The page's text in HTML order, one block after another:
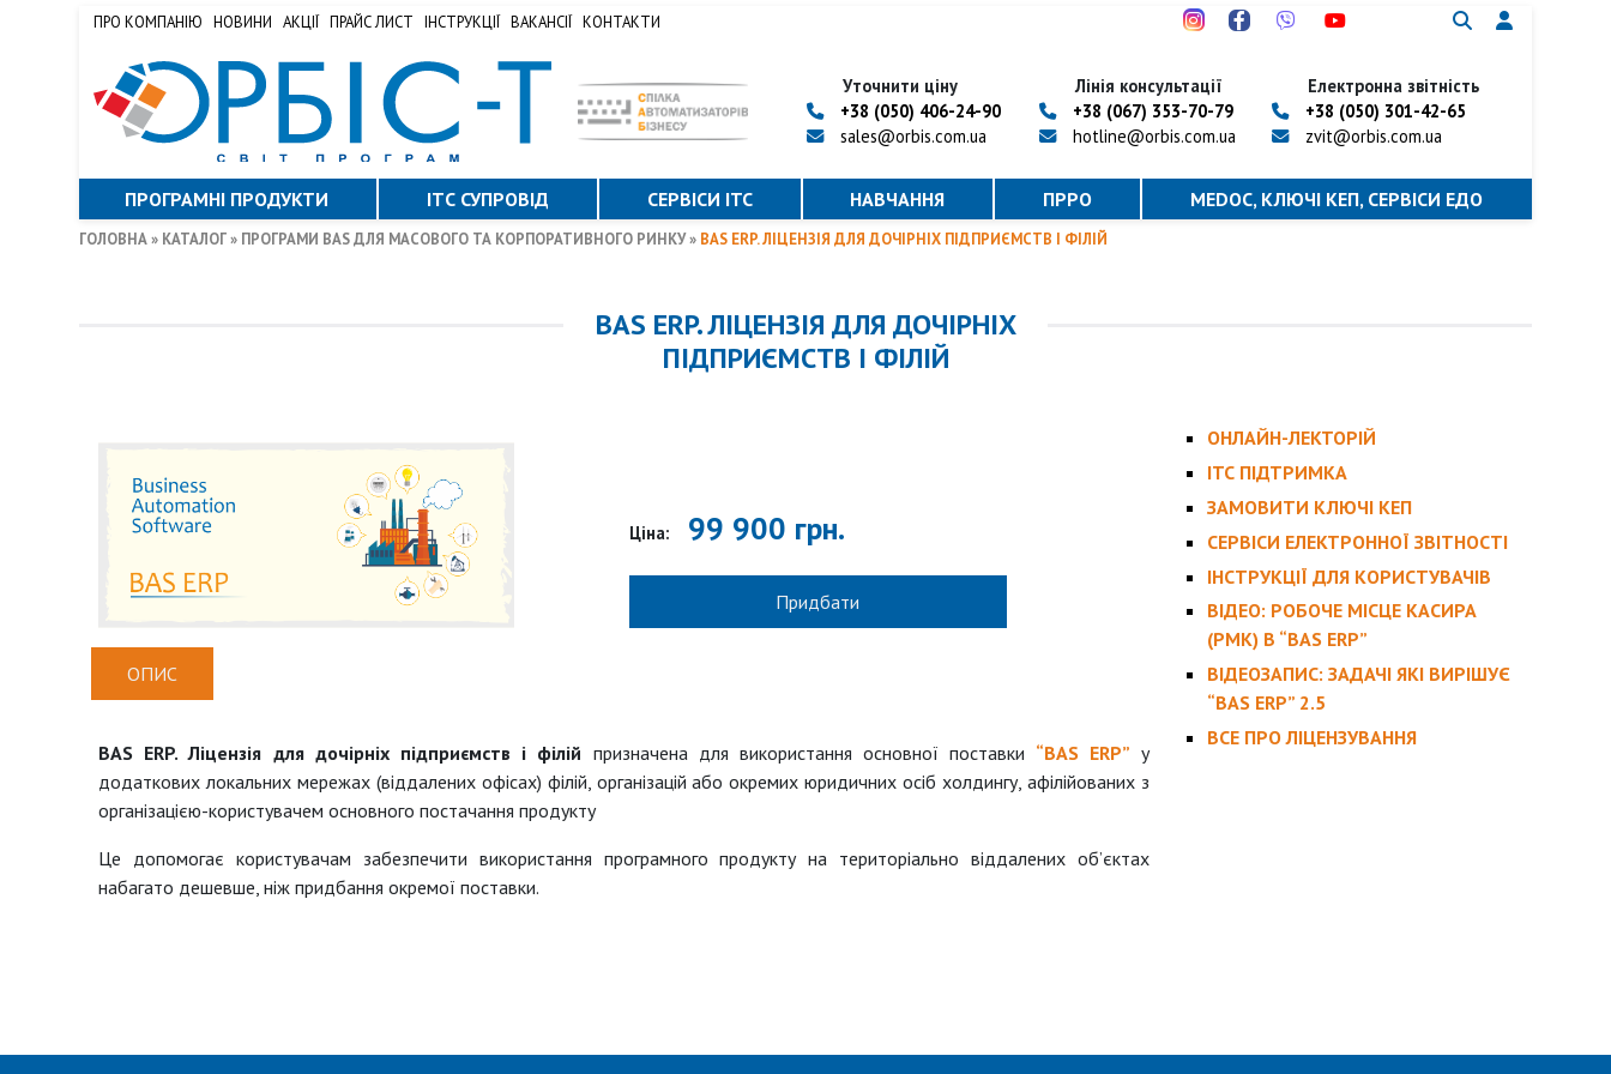
ПРО КОМПАНІЮ НОВИНИ АКЦІЇ ПРАЙС ЛИСТ ІНСТРУКЦІЇ ВАКАНСІЇ КОНТАКТИ
Уточнити ціну
+38 (050) 406-24-90
sales@orbis.com.ua
Лінія консультації
+38 (067) 353-70-79
hotline@orbis.com.ua
Електронна звітність
+38 (050) 301-42-65
zvit@orbis.com.ua
ПРОГРАМНІ ПРОДУКТИ ITС СУПРОВІД СЕРВІСИ ІТС НАВЧАННЯ ПРРО MEDOC, КЛЮЧІ КЕП, CЕРВІСИ ЕДО
ГОЛОВНА» КАТАЛОГ» ПРОГРАМИ BAS ДЛЯ МАСОВОГО ТА КОРПОРАТИВНОГО РИНКУ» BAS ERP. ЛІЦЕНЗІЯ ДЛЯ ДОЧІРНІХ ПІДПРИЄМСТВ І ФІЛІЙ
BAS ERP. ЛІЦЕНЗІЯ ДЛЯ ДОЧІРНІХ
ПІДПРИЄМСТВ І ФІЛІЙ
Ціна: 99 900 грн.
Придбати
ОПИС
BAS ERP. Ліцензія для дочірніх підприємств і філій призначена для використання основної поставки “BAS ERP” у
додаткових локальних мережах (віддалених офісах) філій, організацій або окремих юридичних осіб холдингу, афілійованих з
організацією-користувачем основного постачання продукту
Це допомогає користувачам забезпечити використання програмного продукту на територіально віддалених об’єктах
набагато дешевше, ніж придбання окремої поставки.
ОНЛАЙН-ЛЕКТОРІЙ
ІТС ПІДТРИМКА
ЗАМОВИТИ КЛЮЧІ КЕП
СЕРВІСИ ЕЛЕКТРОННОЇ ЗВІТНОСТІ
ІНСТРУКЦІЇ ДЛЯ КОРИСТУВАЧІВ
ВІДЕО: РОБОЧЕ МІСЦЕ КАСИРА
(РМК) В “BAS ERP”
ВІДЕОЗАПИС: ЗАДАЧІ ЯКІ ВИРІШУЄ
“BAS ERP” 2.5
ВСЕ ПРО ЛІЦЕНЗУВАННЯ